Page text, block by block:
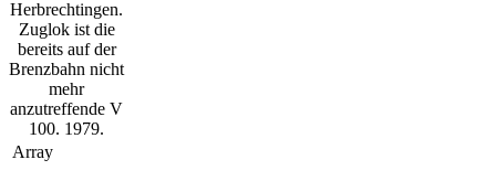
Herbrechtingen.
Zuglok ist die
bereits auf der
Brenzbahn nicht
mehr
anzutreffende V
100. 1979.
Array